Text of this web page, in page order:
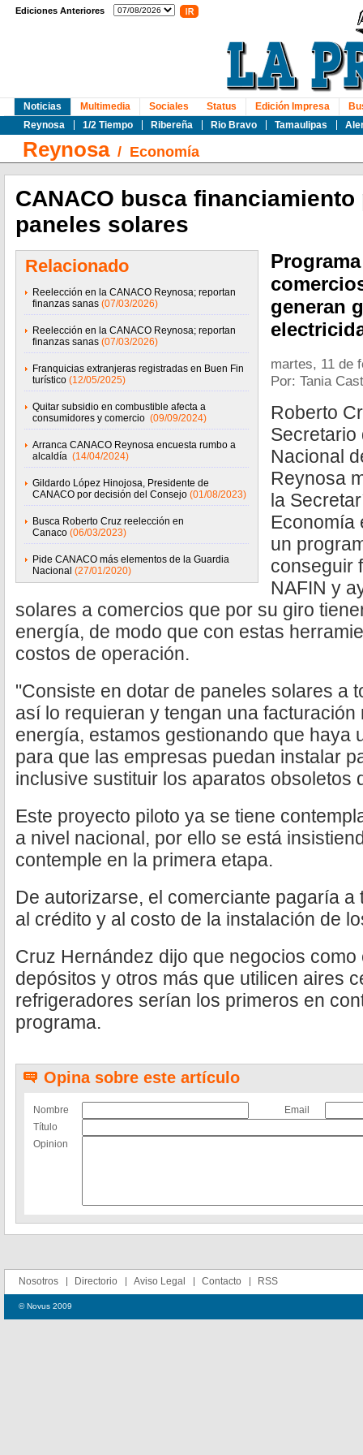
Ediciones Anteriores
Noticias
Reynosa
1/2 Tiempo Ribereña Rio Bravo Tamaulipas
Multimedia Sociales Status Edición Impresa
Reynosa/ Economía
CANACO busca
paneles solares
Relacionado
Reelección en la CANACO Reynosa; reportan
finanzas sanas (07/03/2026)
Reelección en la CANACO Reynosa; reportan
finanzas sanas (07/03/2026)
Franquicias extranjeras registradas en Buen Fin
turístico (12/05/2025)
Quitar subsidio en combustible afecta a
consumidores y comercio (09/09/2024)
Arranca CANACO Reynosa encuesta rumbo a
alcaldía (14/04/2024)
Gildardo López Hinojosa, Presidente de
CANACO por decisión del Consejo (01/08/2023)
Busca Roberto Cruz reelección en
Canaco (06/03/2023)
Pide CANACO más elementos de la Guardia
Nacional (27/01/2020)
generan
martes, 11 de
Por: Tania
Roberto
Secretario
Nacional
Reynosa
la
Economía
un
conseguir
NAFIN y
solares a comercios que por su giro
energía, de modo que con estas
costos de operación.
"Consiste en dotar de paneles solares a
así lo requieran y tengan una
energía, estamos gestionando que haya
para que las empresas puedan instalar
inclusive sustituir los aparatos obsoletos
Este proyecto piloto ya se tiene
a nivel nacional, por ello se está
contemple en la primera etapa.
De autorizarse, el comerciante pagaría
al crédito y al costo de la instalación de
Cruz Hernández dijo que negocios
depósitos y otros más que utilicen aires
refrigeradores serían los primeros en
programa.
Opina sobre este artículo
Nombre
Email
Título
Opinion
Nosotros Directorio Aviso Legal Contacto RSS
© Novus 2009